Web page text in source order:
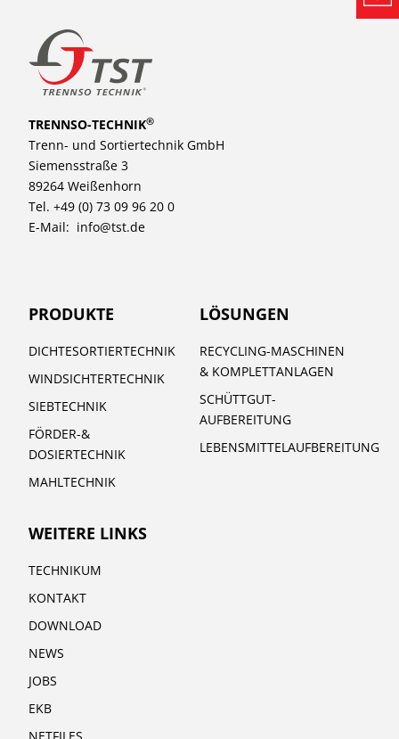
TRENNSO-TECHNIK®
Trenn- und Sortiertechnik GmbH
Siemensstraße 3
89264 Weißenhorn
Tel. +49 (0) 73 09 96 20 0
E-Mail: info@tst.de
PRODUKTE
DICHTESORTIERTECHNIK
WINDSICHTERTECHNIK
SIEBTECHNIK
FÖRDER-&
DOSIERTECHNIK
MAHLTECHNIK
LÖSUNGEN
RECYCLING-MASCHINEN
& KOMPLETTANLAGEN
SCHÜTTGUT-
AUFBEREITUNG
LEBENSMITTELAUFBEREITUNG
WEITERE LINKS
TECHNIKUM
KONTAKT
DOWNLOAD
NEWS
JOBS
EKB